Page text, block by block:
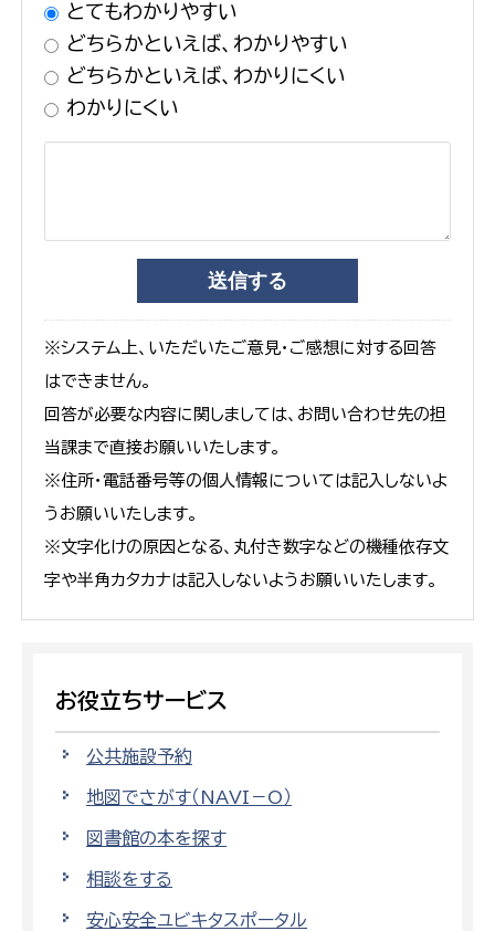
とてもわかりやすい
どちらかといえば、わかりやすい
どちらかといえば、わかりにくい
わかりにくい
※システム上、いただいたご意見・ご感想に対する回答
はできません。
回答が必要な内容に関しましては、お問い合わせ先の担
当課まで直接お願いいたします。
※住所・電話番号等の個人情報については記入しないよ
うお願いいたします。
※文字化けの原因となる、丸付き数字などの機種依存文
字や半角カタカナは記入しないようお願いいたします。
お役立ちサービス
公共施設予約
地図でさがす（NAVI－O）
図書館の本を探す
相談をする
安心安全ユビキタスポータル